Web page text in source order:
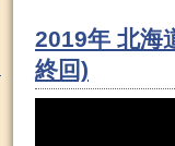
2019年 北海
終回)